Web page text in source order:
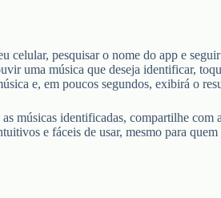
celular, pesquisar o nome do app e
uma música que deseja identificar,
e, em poucos segundos, exibirá o
músicas identificadas, compartilhe com
e fáceis de usar, mesmo para